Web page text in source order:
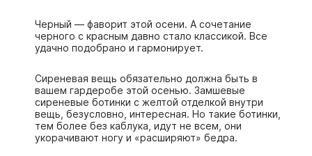
Издания
Медиаперсона
Интересное чтиво
Клиника года
Бренд года
Работодатель года
Черный — фаворит этой осени. А сочетание
черного с красным давно стало классикой. Все
удачно подобрано и гармонирует.
Сиреневая вещь обязательно должна быть в
вашем гардеробе этой осенью. Замшевые
сиреневые ботинки с желтой отделкой внутри
вещь, безусловно, интересная. Но такие ботинки,
тем более без каблука, идут не всем, они
укорачивают ногу и «расширяют» бедра.